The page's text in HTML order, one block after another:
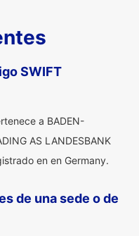
SWIFT
a BADEN-
AS LANDESBANK
en en Germany.
de una sede o de